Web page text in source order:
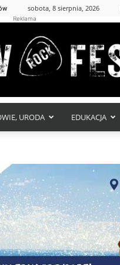
sobota, 8 sierpnia, 2026
Reklama
URODA EDUKACJA